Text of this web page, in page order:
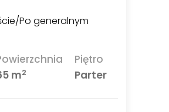
Po generalnym
m2
Piętro
Parter